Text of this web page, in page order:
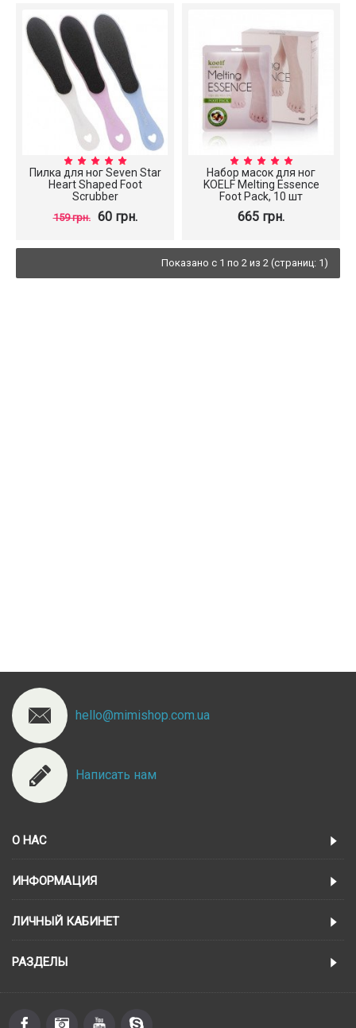
Пилка для ног Seven Star
Heart Shaped Foot
Scrubber
159 грн. 60 грн.
Набор масок для ног
KOELF Melting Essence
Foot Pack, 10 шт
665 грн.
Показано с 1 по 2 из 2 (страниц: 1)
hello@mimishop.com.ua
Написать нам
О НАС
ИНФОРМАЦИЯ
ЛИЧНЫЙ КАБИНЕТ
РАЗДЕЛЫ